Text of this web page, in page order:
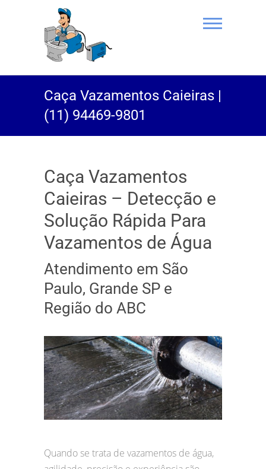
(11) 94469-
9801 |
Rei do Esgoto
Caça Vazamentos Caieiras |
(11) 94469-9801
Caça Vazamentos
Caieiras – Detecção e
Solução Rápida Para
Vazamentos de Água
Atendimento em São
Paulo, Grande SP e
Região do ABC
Quando se trata de vazamentos de água,